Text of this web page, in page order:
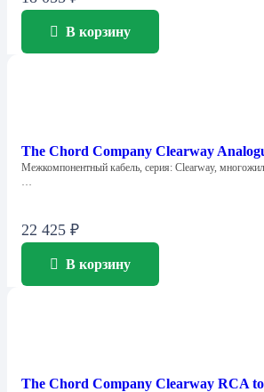
В корзину
The Chord Company Clearway
Межкомпонентный кабель, серия: Clearway,
…
22 425 ₽
В корзину
The Chord Company Clearway RCA